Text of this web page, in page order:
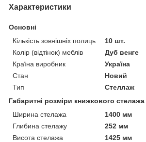
Характеристики
Основні
Кількість зовнішніх полиць
10 шт.
Колір (відтінок) меблів
Дуб венге
Країна виробник
Україна
Стан
Новий
Тип
Стеллаж
Габаритні розміри книжкового стелажа
Ширина стелажа
1400 мм
Глибина стелажу
252 мм
Висота стелажа
1425 мм